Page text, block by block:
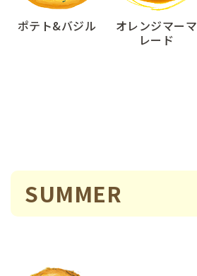
ポテト&バジル
オレンジマーマ
レード
SUMMER